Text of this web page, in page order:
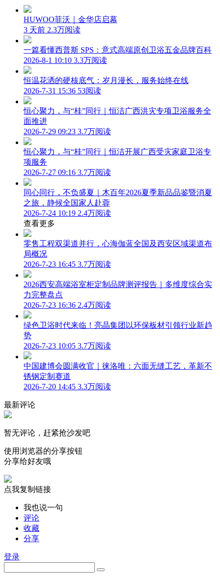
HUWOO菲沃｜金华店启幕
3 天前 2.3万阅读
一篇看懂西普斯 SPS：意式高端原创卫浴五金品牌百科
2026-8-1 10:10 3.3万阅读
恒温花洒的硬核底气：岁月漫长，服务始终在线
2026-7-31 15:36 53阅读
恒心聚力，与“桂”同行｜恒洁广西洪灾专项卫浴服务全
面推进
2026-7-29 09:23 3.7万阅读
恒心聚力，与“桂”同行｜恒洁开展广西受灾家庭卫浴专
项服务
2026-7-27 09:16 3.7万阅读
同心同行，不负盛夏｜木百年2026夏季新品品鉴暨消夏
之旅，静候全国家人赴蓉
2026-7-24 10:19 2.4万阅读
查看更多
零售工程双渠道并行，心海伽蓝全国及西安区域渠道布
局概况
2026-7-23 16:45 3.7万阅读
2026西安高端浴室柜定制品牌测评报告｜多维度综合实
力完整盘点
2026-7-23 16:36 2.4万阅读
绿色卫浴时代来临！亮晶集团以环保板材引领行业新趋
势
2026-7-23 10:05 3.7万阅读
中国建博会圆满收官｜徕洛唯：六面无缝工艺，革新不
锈钢定制赛道
2026-7-20 14:45 3.3万阅读
最新评论
暂无评论，赶紧抢沙发吧
使用浏览器的分享按钮
分享给好友哦
点我复制链接
我也说一句
评论
收藏
分享
登录